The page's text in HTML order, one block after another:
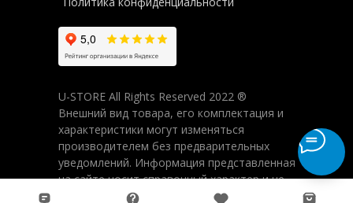
U-STORE All Rights Reserved 2022 ®
Внешний вид товара, его комплектация и
характеристики могут изменяться
производителем без предварительных
уведомлений. Информация представленная
на сайте носит справочный характер и не
является публичной офертой (ст.437 ГК